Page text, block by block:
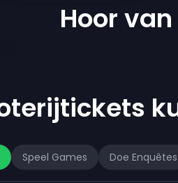
Hoor
Speel Games Doe Enquêtes